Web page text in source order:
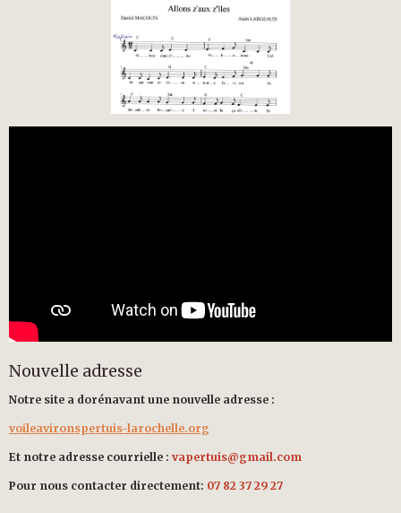
Nouvelle adresse
Notre site a dorénavant une nouvelle adresse :
voileavironspertuis-larochelle.org
Et notre adresse courrielle : vapertuis@gmail.com
Pour nous contacter directement: 07 82 37 29 27